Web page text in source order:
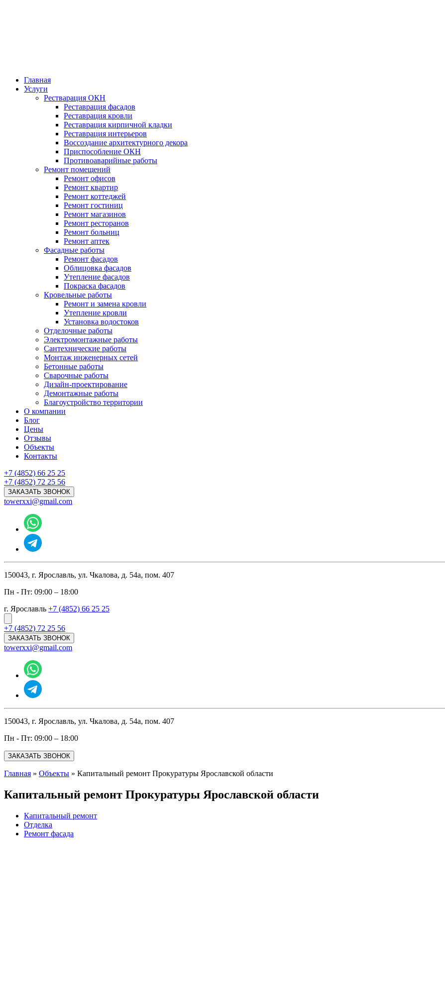
Главная
Услуги
Рестварация ОКН
Реставрация фасадов
Реставрация кровли
Реставрация кирпичной кладки
Реставрация интерьеров
Воссоздание архитектурного декора
Приспособление ОКН
Противоаварийные работы
Ремонт помещений
Ремонт офисов
Ремонт квартир
Ремонт коттеджей
Ремонт гостиниц
Ремонт магазинов
Ремонт ресторанов
Ремонт больниц
Ремонт аптек
Фасадные работы
Ремонт фасадов
Облицовка фасадов
Утепление фасадов
Покраска фасадов
Кровельные работы
Ремонт и замена кровли
Утепление кровли
Установка водостоков
Отделочные работы
Электромонтажные работы
Сантехнические работы
Монтаж инженерных сетей
Бетонные работы
Сварочные работы
Дизайн-проектирование
Демонтажные работы
Благоустройство территории
О компании
Блог
Цены
Отзывы
Объекты
Контакты
+7 (4852) 66 25 25
+7 (4852) 72 25 56
ЗАКАЗАТЬ ЗВОНОК
towerxxi@gmail.com
150043, г. Ярославль, ул. Чкалова, д. 54а, пом. 407
Пн - Пт: 09:00 – 18:00
г. Ярославль +7 (4852) 66 25 25
+7 (4852) 72 25 56
ЗАКАЗАТЬ ЗВОНОК
towerxxi@gmail.com
150043, г. Ярославль, ул. Чкалова, д. 54а, пом. 407
Пн - Пт: 09:00 – 18:00
ЗАКАЗАТЬ ЗВОНОК
Главная » Объекты » Капитальный ремонт Прокуратуры Ярославской области
Капитальный ремонт Прокуратуры Ярославской области
Капитальный ремонт
Отделка
Ремонт фасада